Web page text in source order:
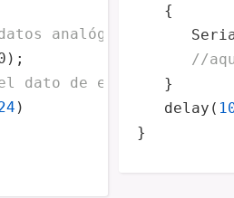
analógicos del
dato de entrada a
{
//
}
delay (
}